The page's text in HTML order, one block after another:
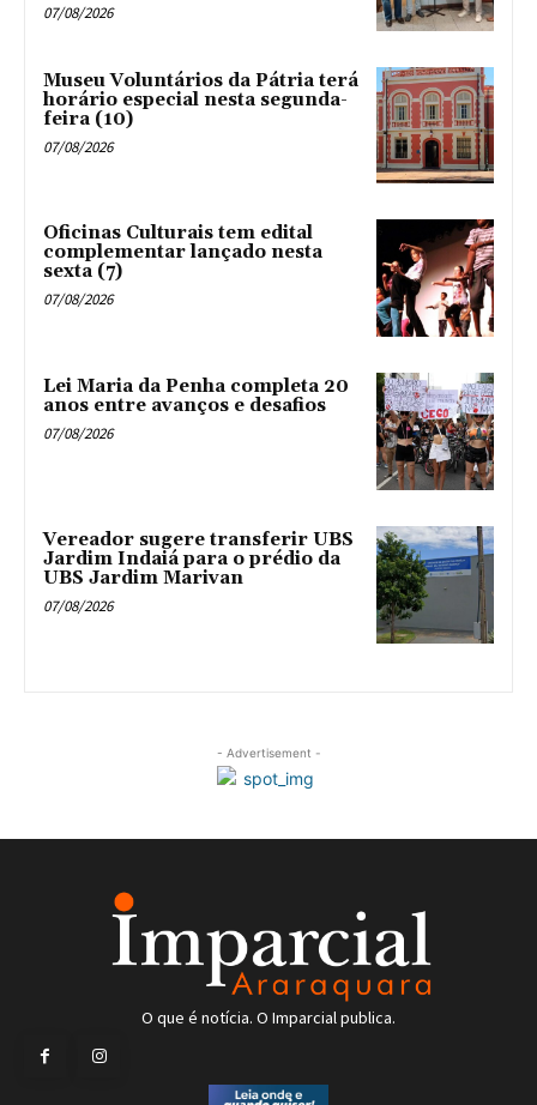
07/08/2026
Museu Voluntários da Pátria terá
horário especial nesta segunda-
feira (10)
07/08/2026
Oficinas Culturais tem edital
complementar lançado nesta
sexta (7)
07/08/2026
Lei Maria da Penha completa 20
anos entre avanços e desafios
07/08/2026
Vereador sugere transferir UBS
Jardim Indaiá para o prédio da
UBS Jardim Marivan
07/08/2026
- Advertisement -
O que é notícia. O Imparcial publica.